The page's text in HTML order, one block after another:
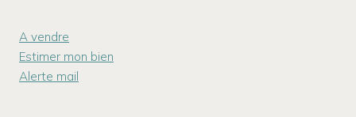
A vendre
Estimer mon bien
Alerte mail